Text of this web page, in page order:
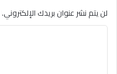
لن يتم نشر عنوان بريدك الإلكتروني.